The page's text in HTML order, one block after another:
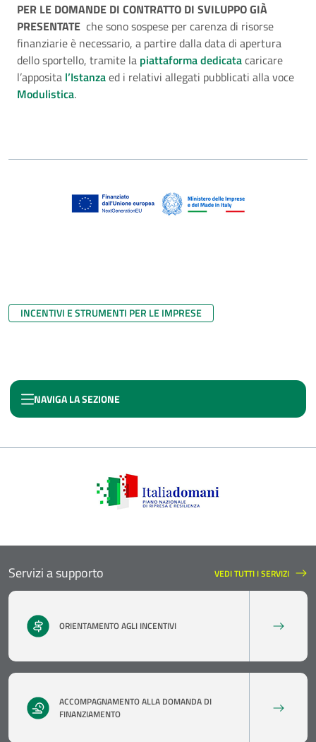
PER LE DOMANDE DI CONTRATTO DI SVILUPPO GIÀ
PRESENTATE che sono sospese per carenza di risorse
finanziarie è necessario, a partire dalla data di apertura
dello sportello, tramite la piattaforma dedicatacaricare
l’apposita l’Istanzaed i relativi allegati pubblicati alla voce
Modulistica.
INCENTIVI E STRUMENTI PER LE IMPRESE
NAVIGA LA SEZIONE
CONTRATTO DI SVILUPPO
Servizi a supporto VEDI TUTTI I SERVIZI
SERVIZI A SUPPORTO
ORIENTAMENTO AGLI INCENTIVI
ACCOMPAGNAMENTO ALLA DOMANDA DI
FINANZIAMENTO